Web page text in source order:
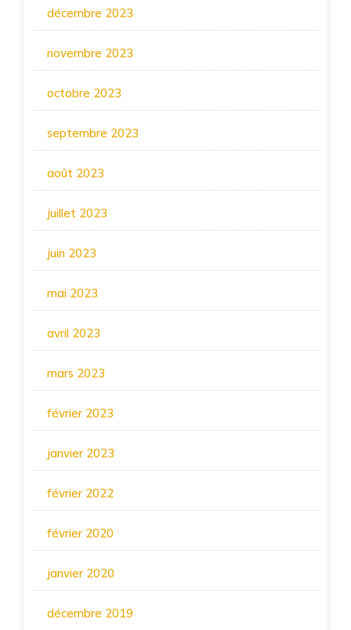
décembre 2023
novembre 2023
octobre 2023
septembre 2023
août 2023
juillet 2023
juin 2023
mai 2023
avril 2023
mars 2023
février 2023
janvier 2023
février 2022
février 2020
janvier 2020
décembre 2019